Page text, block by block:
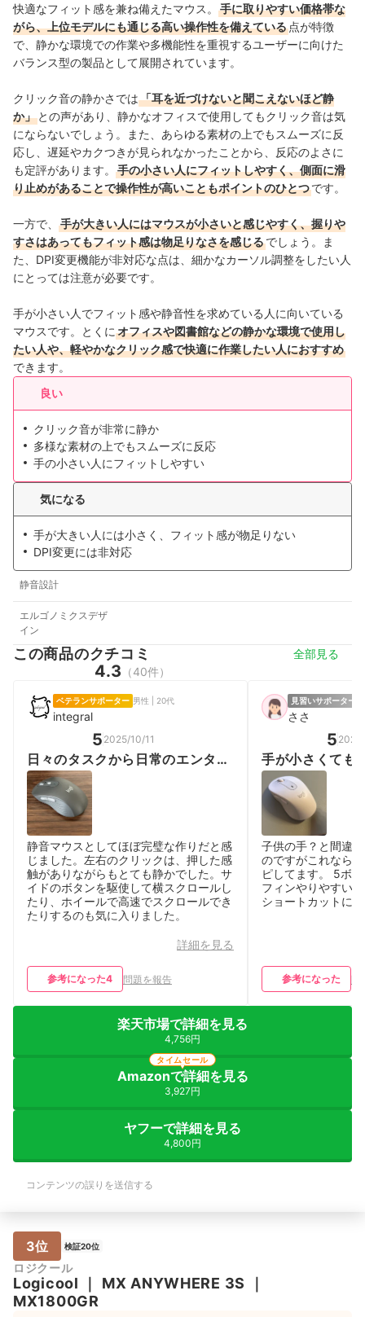
快適なフィット感を兼ね備えたマウス。
手に取りやすい価格帯な
がら、上位モデルにも通じる高い操作性を備えている 点が特徴
で、静かな環境での作業や多機能性を重視するユーザーに向けた
バランス型の製品として展開されています。
クリック音の静かさでは「耳を近づけないと聞こえないほど静
か」 との声があり、静かなオフィスで使用してもクリック音は気
にならないでしょう。また、あらゆる素材の上でもスムーズに反
応し、遅延やカクつきが見られなかったことから、反応のよさに
も定評があります。
手の小さい人にフィットしやすく、側面に滑
り止めがあることで操作性が高いこともポイントのひとつです。
一方で、
手が大きい人にはマウスが小さいと感じやすく、握りや
すさはあってもフィット感は物足りなさを感じるでしょう。ま
た、DPI変更機能が非対応な点は、細かなカーソル調整をしたい人
にとっては注意が必要です。
手が小さい人でフィット感や静音性を求めている人に向いている
マウスです。とくに オフィスや図書館などの静かな環境で使用し
たい人や、軽やかなクリック感で快適に作業したい人におすすめ
できます。
良い
クリック音が非常に静か
多様な素材の上でもスムーズに反応
手の小さい人にフィットしやすい
気になる
手が大きい人には小さく、フィット感が物足りない
DPI変更には非対応
静音設計
エルゴノミクスデザ
イン
この商品のクチコミ 全部見る
4.3 （40件）
ベテランサポーター 男性 | 20代
integral
5 2025/10/11
日々のタスクから日常のエンタメ
まで
静音マウスとしてほぼ完璧な作りだと感
じました。左右のクリックは、押した感
触がありながらもとても静かでした。サ
イドのボタンを駆使して横スクロールし
たり、ホイールで高速でスクロールでき
たりするのも気に入りました。
詳細を見る
参考になった4 問題を報告
見習いサポーター
ささ
5
手が小さくても
子供の手？と間違
のですがこれなら
ピしてます。 5ボ
フィンやりやすい
ショートカットに
参考になった
楽天市場で詳細を見る
4,756円
Amazonで詳細を見る
3,927円
タイムセール
ヤフーで詳細を見る
4,800円
コンテンツの誤りを送信する
3位 検証20位
ロジクール
Logicool ｜ MX ANYWHERE 3S ｜
MX1800GR